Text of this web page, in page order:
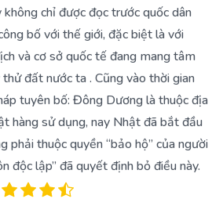
chỉ được đọc trước quốc dân
bố với thế giới, đặc biệt là với
và cơ sở quốc tế đang mang tâm
đất nước ta . Cũng vào thời gian
tuyên bố: Đông Dương là thuộc địa
hàng sử dụng, nay Nhật đã bắt đầu
phải thuộc quyền “bảo hộ” của người
độc lập” đã quyết định bỏ điều này.